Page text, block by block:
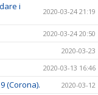
i
2020-03-24 21:19
2020-03-24 20:50
2020-03-23
2020-03-13 16:46
(Corona). 2020-03-12